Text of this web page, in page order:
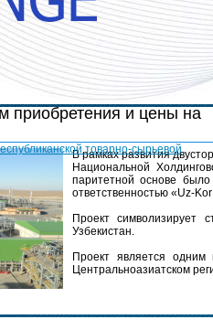
и цены на
товарно-сырьевой
В рамках развития
Национальной
паритетной основе
ответственностью «Uz-
Проект символизирует
Узбекистан.
Проект является
Центральноазиатском